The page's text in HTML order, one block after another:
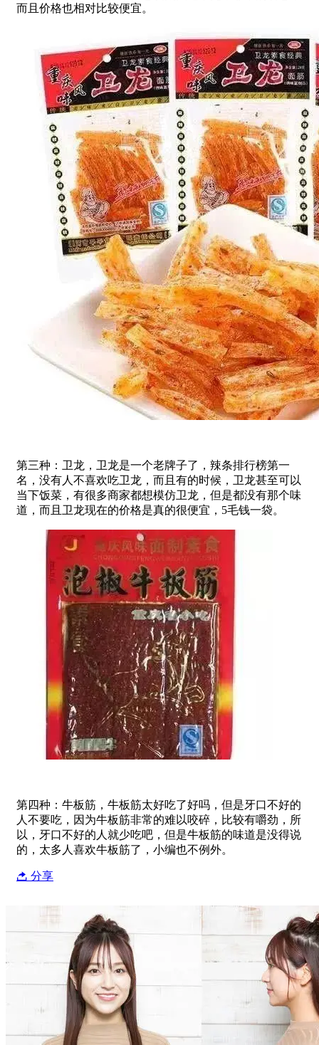
而且价格也相对比较便宜。
第三种：卫龙，卫龙是一个老牌子了，辣条排行榜第一
名，没有人不喜欢吃卫龙，而且有的时候，卫龙甚至可以
当下饭菜，有很多商家都想模仿卫龙，但是都没有那个味
道，而且卫龙现在的价格是真的很便宜，5毛钱一袋。
第四种：牛板筋，牛板筋太好吃了好吗，但是牙口不好的
人不要吃，因为牛板筋非常的难以咬碎，比较有嚼劲，所
以，牙口不好的人就少吃吧，但是牛板筋的味道是没得说
的，太多人喜欢牛板筋了，小编也不例外。
分享